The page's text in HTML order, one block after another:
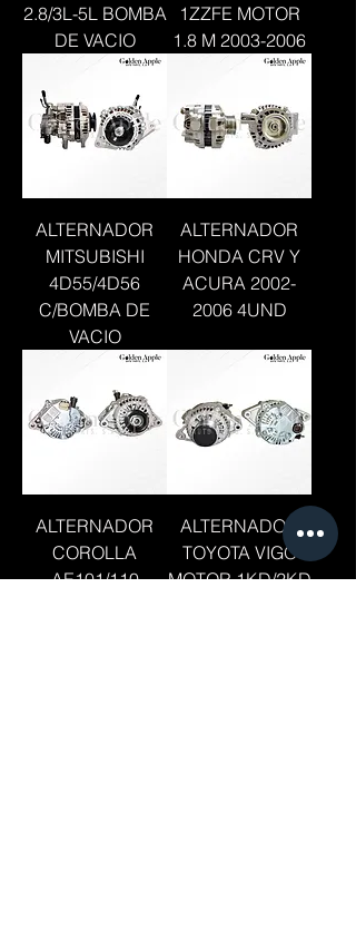
2.8/3L-5L BOMBA
DE VACIO
1ZZFE MOTOR
1.8 M 2003-2006
ALTERNADOR
MITSUBISHI
4D55/4D56
C/BOMBA DE
VACIO
ALTERNADOR
HONDA CRV Y
ACURA 2002-
2006 4UND
ALTERNADOR
COROLLA
AE101/110
ALTERNADOR
TOYOTA VIGO
MOTOR 1KD/2KD